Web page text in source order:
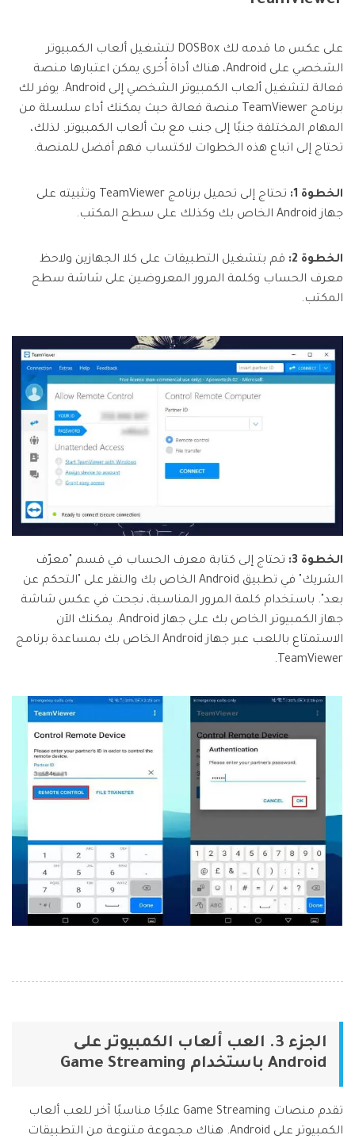
على عكس ما قدمه لك DOSBox لتشغيل ألعاب الكمبيوتر
الشخصي على Android، هناك أداة أُخرى يمكن اعتبارها منصة
فعالة لتشغيل ألعاب الكمبيوتر الشخصي إلى Android. يوفر لك
برنامج TeamViewer منصة فعالة حيث يمكنك أداء سلسلة من
المهام المختلفة جنبًا إلى جنب مع بث ألعاب الكمبيوتر. لذلك،
تحتاج إلى اتباع هذه الخطوات لاكتساب فهم أفضل للمنصة.
الخطوة 1:
تحتاج إلى تحميل برنامج TeamViewer وتثبيته على
جهاز Android الخاص بك وكذلك على سطح المكتب.
الخطوة 2:
قم بتشغيل التطبيقات على كلا الجهازين ولاحظ
معرف الحساب وكلمة المرور المعروضين على شاشة سطح
المكتب.
الخطوة 3:
تحتاج إلى كتابة معرف الحساب في قسم "معرّف
الشريك" في تطبيق Android الخاص بك والنقر على "التحكم عن
بعد". باستخدام كلمة المرور المناسبة، نجحت في عكس شاشة
جهاز الكمبيوتر الخاص بك على جهاز Android. يمكنك الآن
الاستمتاع باللعب عبر جهاز Android الخاص بك بمساعدة برنامج
TeamViewer.
الجزء 3. العب ألعاب الكمبيوتر على
Android باستخدام Game Streaming
تقدم منصات Game Streaming علاجًا مناسبًا آخر للعب ألعاب
الكمبيوتر على Android. هناك مجموعة متنوعة من التطبيقات